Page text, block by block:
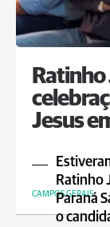
Jesus
Ratinho
Paraná
o
CAMPOS GERAIS